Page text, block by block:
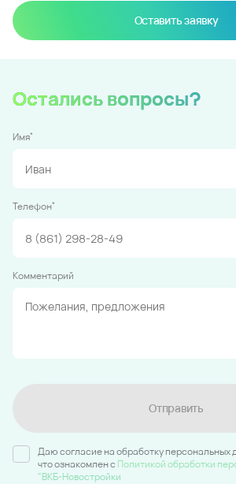
Оставить заявку
Остались вопросы?
Имя*
Телефон*
Комментарий
Отправить
Даю согласие на обработку
что ознакомлен c Политикой обработки
"ВКБ-Новостройки